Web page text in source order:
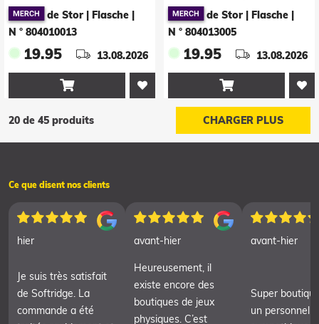
de Stor | Flasche
N ° 804010013
19.95 13.08.2026

Schädelde Stor | Flasche
N ° 804013005
19.95 13.08.2026

20 de 45 produits CHARGER PLUS
Ce que disent nos clients
hier
Je suis très satisfait
de Softridge. La
commande a été
avant-hier
Heureusement, il
existe encore des
boutiques de jeux
physiques. C’est
avant-hier
Super
un personnel